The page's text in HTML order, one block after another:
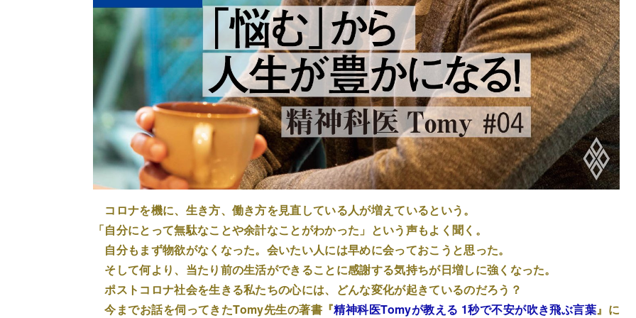
コロナを機に、生き方、働き方を見直している人が増えているという。
「自分にとって無駄なことや余計なことがわかった」という声もよく聞く。
自分もまず物欲がなくなった。会いたい人には早めに会っておこうと思った。
そして何より、当たり前の生活ができることに感謝する気持ちが日増しに強くなった。
ポストコロナ社会を生きる私たちの心には、どんな変化が起きているのだろう？
今までお話を伺ってきたTomy先生の著書『精神科医Tomyが教える 1秒で不安が吹き飛ぶ言葉』に